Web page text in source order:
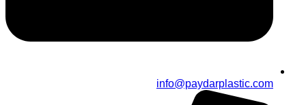
info@paydarplastic.com